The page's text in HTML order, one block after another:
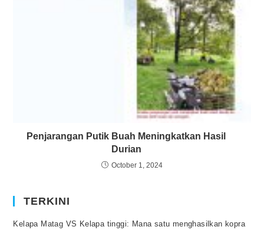
Penjarangan Putik Buah Meningkatkan Hasil
Durian
October 1, 2024
TERKINI
Kelapa Matag VS Kelapa tinggi: Mana satu menghasilkan kopra